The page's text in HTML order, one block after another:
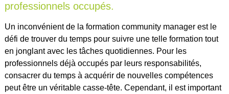
professionnels occupés.
Un inconvénient de la formation community manager est le
défi de trouver du temps pour suivre une telle formation tout
en jonglant avec les tâches quotidiennes. Pour les
professionnels déjà occupés par leurs responsabilités,
consacrer du temps à acquérir de nouvelles compétences
peut être un véritable casse-tête. Cependant, il est important